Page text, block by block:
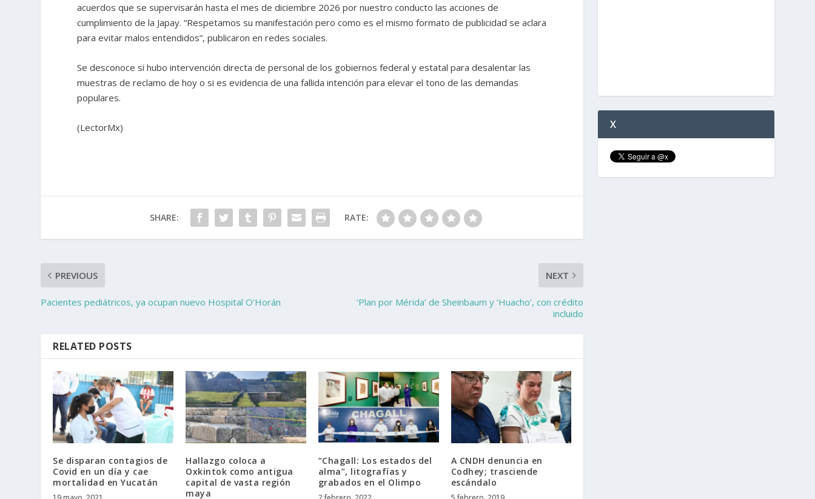
acuerdos que se supervisarán hasta el mes de diciembre 2026 por nuestro conducto las acciones de
cumplimiento de la Japay. “Respetamos su manifestación pero como es el mismo formato de publicidad se aclara
para evitar malos entendidos”, publicaron en redes sociales.
Se desconoce si hubo intervención directa de personal de los gobiernos federal y estatal para desalentar las
muestras de reclamo de hoy o si es evidencia de una fallida intención para elevar el tono de las demandas
populares.
(LectorMx)
SHARE: RATE:
PREVIOUS
Pacientes pediátricos, ya ocupan nuevo Hospital O’Horán
NEXT
‘Plan por Mérida’ de Sheinbaum y ‘Huacho’, con crédito
incluido
RELATED POSTS
Se disparan contagios de
Covid en un día y cae
mortalidad en Yucatán
Hallazgo coloca a
Oxkintok como antigua
capital de vasta región
maya
“Chagall: Los estados del
alma”, litografías y
grabados en el Olimpo
A CNDH denuncia en
Codhey; trasciende
escándalo
X